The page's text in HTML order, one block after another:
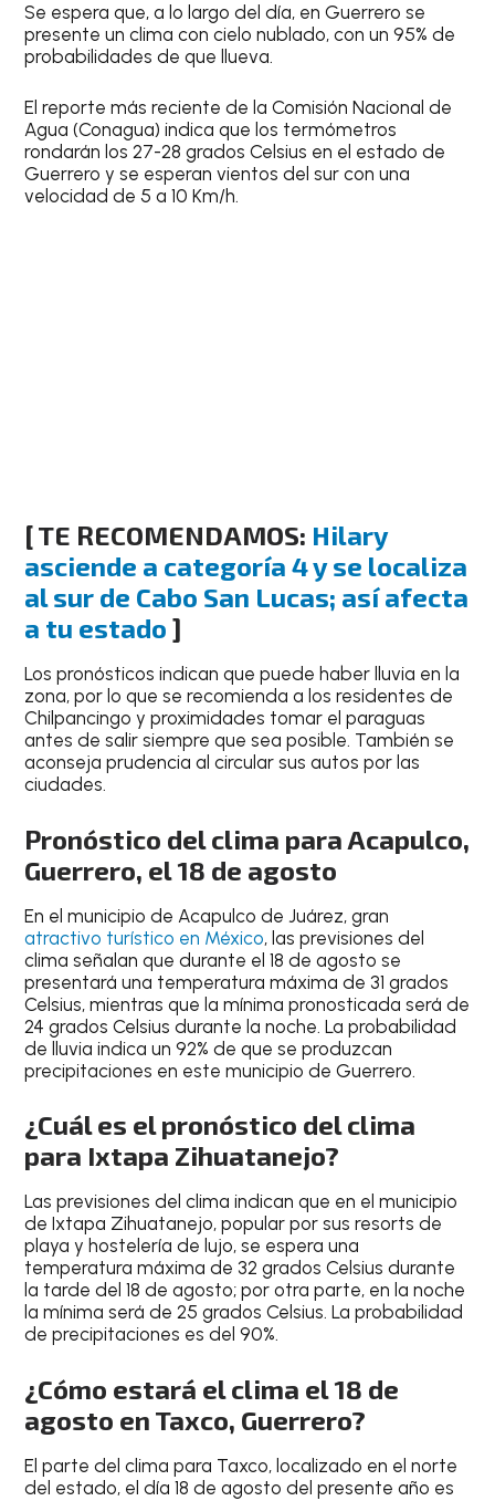
Se espera que, a lo largo del día, en Guerrero se
presente un clima con cielo nublado, con un95% de
probabilidades de que llueva.
El reporte más reciente de laComisión Nacional de
Agua (Conagua) indica que los termómetros
rondarán los 27-28 grados Celsius en el estado de
Guerrero y se esperan vientos del sur con una
velocidad de 5 a 10 Km/h.
[ TE RECOMENDAMOS: Hilary
asciende a categoría 4 y se localiza
al sur de Cabo San Lucas; así afecta
a tu estado ]
Los pronósticos indican que puede haber lluvia en la
zona, por lo que se recomienda a los residentes de
Chilpancingo y proximidades tomar el paraguas
antes de salir siempre que sea posible. También se
aconseja prudencia al circular sus autos por las
ciudades.
Pronóstico del clima para Acapulco,
Guerrero, el 18 de agosto
En elmunicipio de Acapulco de Juárez, gran
atractivo turístico en México, las previsiones del
clima señalan que durante el 18 de agosto se
presentará una temperaturamáxima de 31 grados
Celsius, mientras que lamínima pronosticada será de
24 grados Celsius durante la noche. La probabilidad
de lluvia indica un92% de que se produzcan
precipitaciones en este municipio de Guerrero.
¿Cuál es el pronóstico del clima
para Ixtapa Zihuatanejo?
Lasprevisiones del clima indican que en elmunicipio
de Ixtapa Zihuatanejo, popular porsus resorts de
playa y hostelería de lujo, se espera una
temperatura máxima de 32 grados Celsius durante
la tarde del18 de agosto; por otra parte, en la noche
la mínima será de25 grados Celsius. Laprobabilidad
de precipitaciones es del 90%.
¿Cómo estará el clima el 18 de
agosto en Taxco, Guerrero?
Elparte del clima para Taxco, localizado en el norte
del estado, el día18 de agosto del presente año es